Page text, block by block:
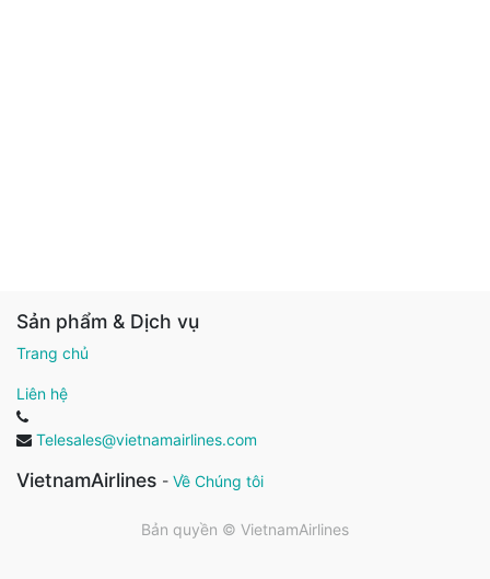
Sản phẩm & Dịch vụ
Trang chủ
Liên hệ
Telesales@vietnamairlines.com
VietnamAirlines - Về Chúng tôi
Bản quyền © VietnamAirlines